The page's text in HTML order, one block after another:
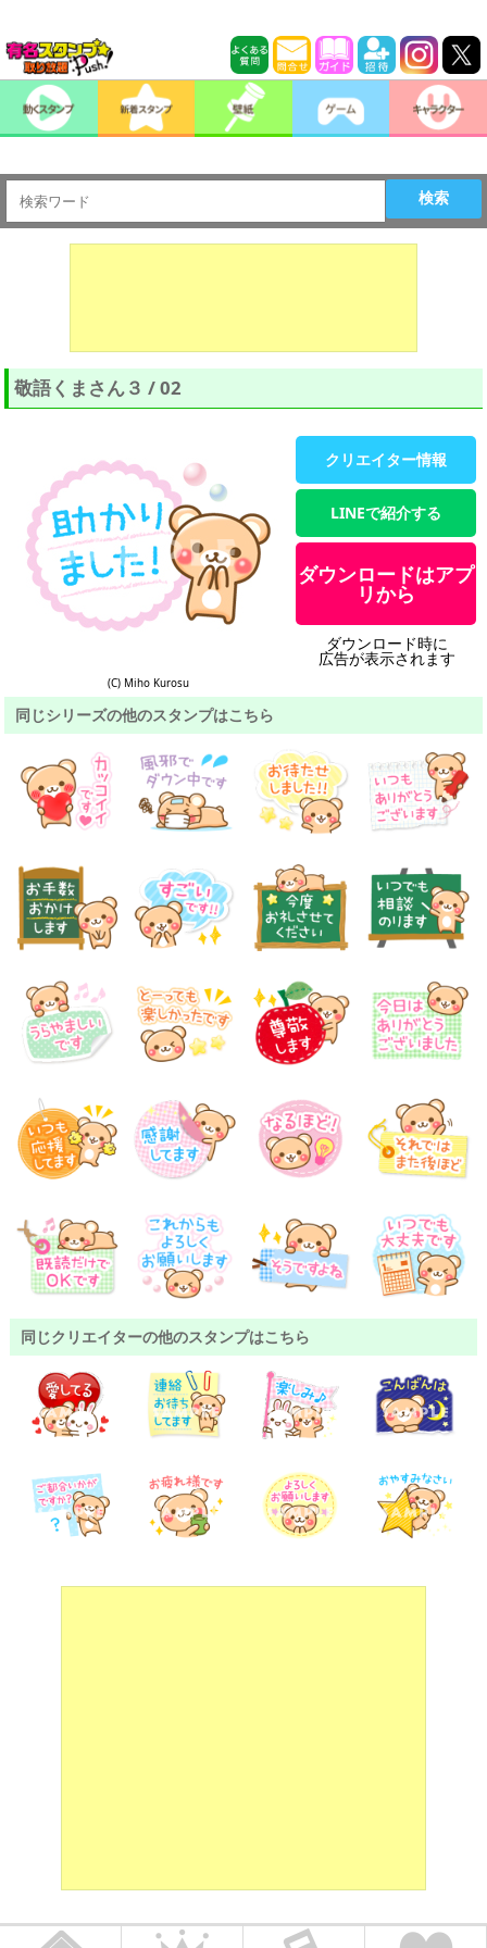
検索
敬語くまさん３ / 02
(C) Miho Kurosu
クリエイター情報
LINEで紹介する
ダウンロードはアプ
リから
ダウンロード時に
広告が表示されます
同じシリーズの他のスタンプはこちら
同じクリエイターの他のスタンプはこちら